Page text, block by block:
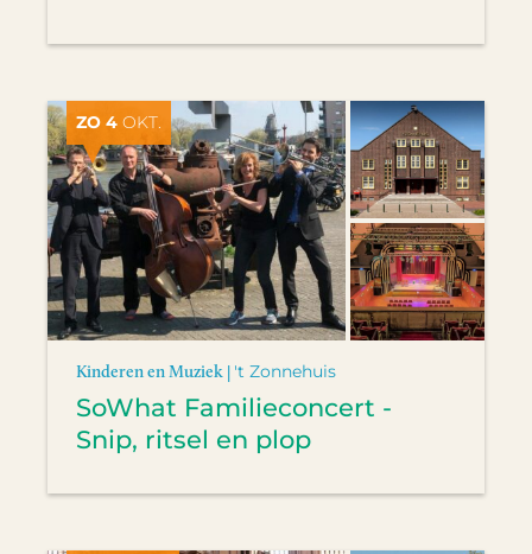
ZO 4 OKT.
Kinderen en Muziek | 't Zonnehuis
SoWhat Familieconcert -
Snip, ritsel en plop